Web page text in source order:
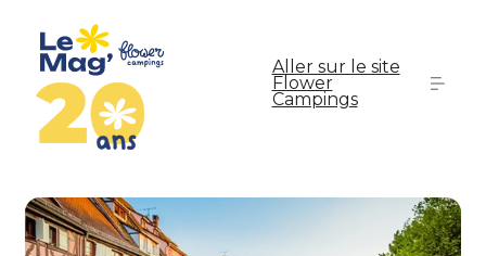
Aller sur le site
Flower
Campings